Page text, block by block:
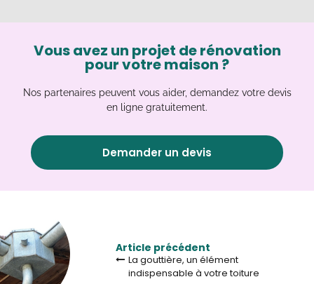
Vous avez un projet de rénovation
pour votre maison ?
Nos partenaires peuvent vous aider, demandez votre devis
en ligne gratuitement.
Demander un devis
Article précédent
La gouttière, un élément
indispensable à votre toiture